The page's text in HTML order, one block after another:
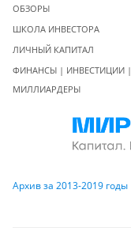
ОБЗОРЫ
ШКОЛА ИНВЕСТОРА
ЛИЧНЫЙ КАПИТАЛ
ФИНАНСЫ | ИНВЕСТИЦИИ |
МИЛЛИАРДЕРЫ
Архив за 2013-2019 годы